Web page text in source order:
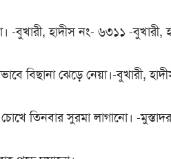
-বুখারী, হাদীস নং- ৬৩১১ -বুখারী,
বিছানা ঝেড়ে নেয়া।-বুখারী,
তিনবার সুরমা লাগানো। -